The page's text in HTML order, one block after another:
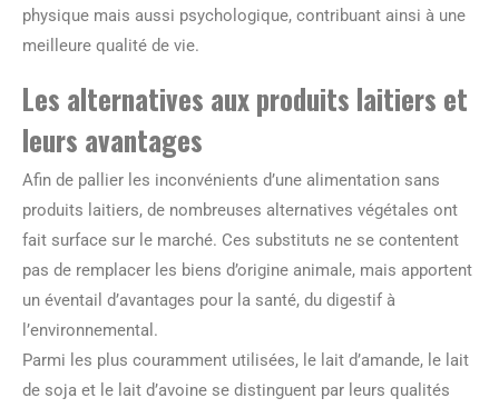
physique mais aussi psychologique, contribuant ainsi à une
meilleure qualité de vie.
Les alternatives aux produits laitiers et
leurs avantages
Afin de pallier les inconvénients d’une alimentation sans
produits laitiers, de nombreuses alternatives végétales ont
fait surface sur le marché. Ces substituts ne se contentent
pas de remplacer les biens d’origine animale, mais apportent
un éventail d’avantages pour la santé, du digestif à
l’environnemental.
Parmi les plus couramment utilisées, le lait d’amande, le lait
de soja et le lait d’avoine se distinguent par leurs qualités